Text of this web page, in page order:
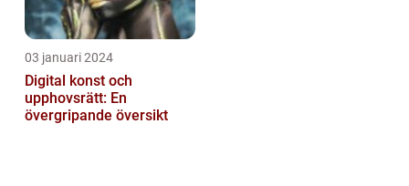
03 januari 2024
Digital konst och
upphovsrätt: En
övergripande översikt